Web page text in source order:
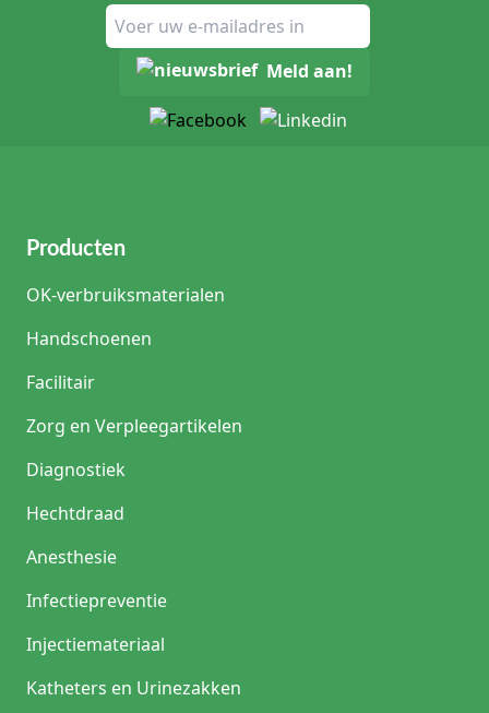
Meld aan!
Producten
OK-verbruiksmaterialen
Handschoenen
Facilitair
Zorg en Verpleegartikelen
Diagnostiek
Hechtdraad
Anesthesie
Infectiepreventie
Injectiemateriaal
Katheters en Urinezakken